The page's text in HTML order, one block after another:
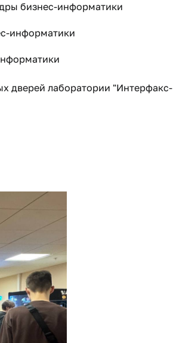
бизнес-информатики
информатики
дверей лаборатории "Интерфакс-